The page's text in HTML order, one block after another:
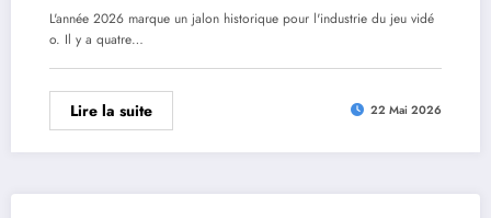
L'année 2026 marque un jalon historique pour l'industrie du jeu vidé
o. Il y a quatre…
Lire la suite 22 Mai 2026